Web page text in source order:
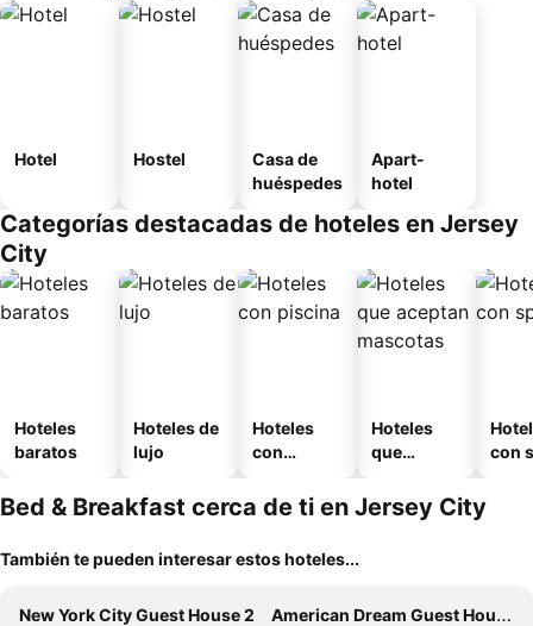
Hotel Hostel
Casa de
huéspedes
Apart-
hotel
Categorías destacadas de hoteles en Jersey
City
Hoteles
baratos
Hoteles de
lujo
Hoteles
con
Hoteles
que
mascotas
con
Bed & Breakfast cerca de ti en Jersey City
También te pueden interesar estos hoteles...
New York City Guest House 2
American Dream Guest House